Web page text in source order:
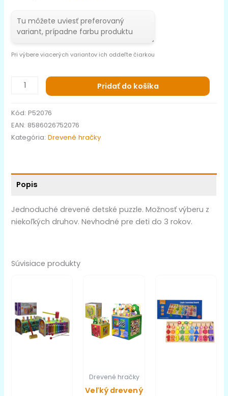
Pri výbere viacerých variantov ich oddeľte čiarkou
Pridať do košíka
Kód:P52076
EAN: 8586026752076
Kategória:Drevené hračky
Popis
Jednoduché drevené detské puzzle. Možnosť výberu z
niekoľkých druhov. Nevhodné pre deti do 3 rokov.
Súvisiace produkty
Drevené hračky
Veľký drevený